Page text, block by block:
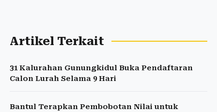
Artikel Terkait
31 Kalurahan Gunungkidul Buka Pendaftaran
Calon Lurah Selama 9 Hari
Bantul Terapkan Pembobotan Nilai untuk